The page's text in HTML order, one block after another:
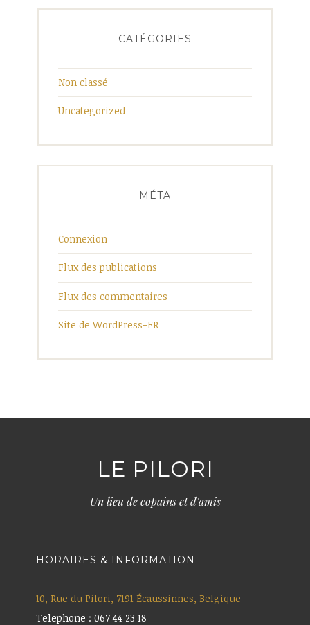
CATÉGORIES
Non classé
Uncategorized
MÉTA
Connexion
Flux des publications
Flux des commentaires
Site de WordPress-FR
LE PILORI
Un lieu de copains et d'amis
HORAIRES & INFORMATION
10, Rue du Pilori, 7191 Écaussinnes, Belgique
Telephone : 067 44 23 18